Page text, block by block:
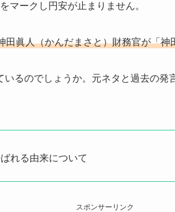
マークし円安が止まりません。
田眞人（かんだまさと）財務官が「神
るのでしょうか。元ネタと過去の発
れる由来について
スポンサーリンク